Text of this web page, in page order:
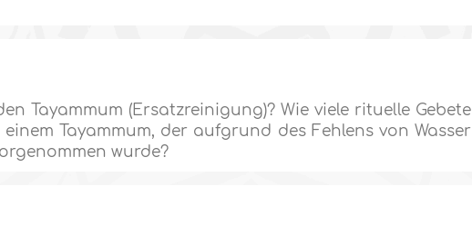
Tayammum (Ersatzreinigung)? Wie viele rituelle Gebete
Tayammum, der aufgrund des Fehlens von Wasser
wurde?